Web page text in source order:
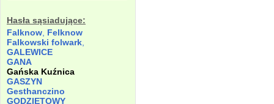
Hasła sąsiadujące:
Falknow Felknow
Falkowski folwark
GALEWICE
GANA
Gańska Kuźnica
GASZYN
Gesthanczino
GODZIĘTOWY